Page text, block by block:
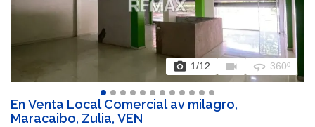
photo_camera 1/12 videocam 360 360º
En Venta Local Comercial av milagro,
Maracaibo, Zulia, VEN